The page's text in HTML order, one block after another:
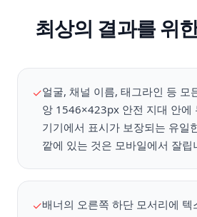
최상의 결과를 위
✓얼굴, 채널 이름, 태그라인 등 모
앙 1546×423px 안전 지대 안에
기기에서 표시가 보장되는 유일
깥에 있는 것은 모바일에서 잘립
✓배너의 오른쪽 하단 모서리에 텍